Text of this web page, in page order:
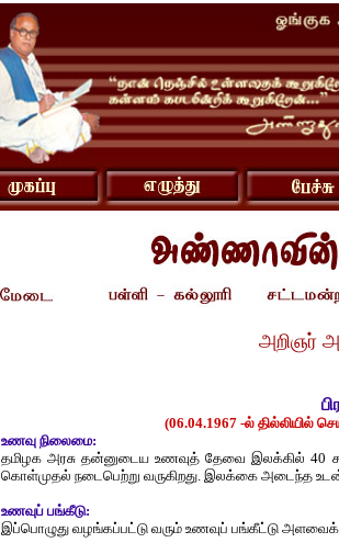
அறிஞர்
(06.04.1967 -ல் தில்லியில்
உணவு நிலைமை:
தமிழக அரசு தன்னுடைய உணவுத் தேவை இலக்கில் 40
கொள்முதல் நடைபெற்று வருகிறது. இலக்கை அடைந்த உடன்
உணவுப் பங்கீடு:
இப்பொழுது வழங்கப்பட்டு வரும் உணவுப் பங்கீட்டு அளவைக்